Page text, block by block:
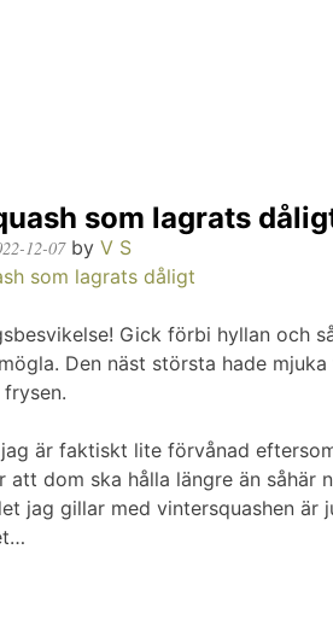
som lagrats
12-07by V S
Gick förbi hyllan och
Den näst största hade
är faktiskt lite förvånad eftersom
att dom ska hålla längre än såhär
jag gillar med vintersquashen är